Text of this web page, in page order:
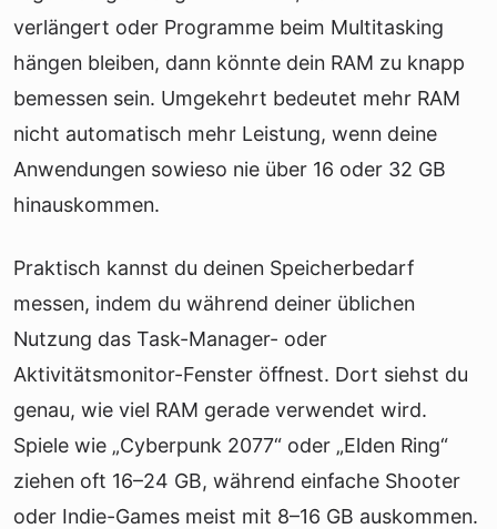
verlängert oder Programme beim Multitasking
hängen bleiben, dann könnte dein RAM zu knapp
bemessen sein. Umgekehrt bedeutet mehr RAM
nicht automatisch mehr Leistung, wenn deine
Anwendungen sowieso nie über 16 oder 32 GB
hinauskommen.
Praktisch kannst du deinen Speicherbedarf
messen, indem du während deiner üblichen
Nutzung das Task-Manager- oder
Aktivitätsmonitor-Fenster öffnest. Dort siehst du
genau, wie viel RAM gerade verwendet wird.
Spiele wie „Cyberpunk 2077“ oder „Elden Ring“
ziehen oft 16–24 GB, während einfache Shooter
oder Indie-Games meist mit 8–16 GB auskommen.